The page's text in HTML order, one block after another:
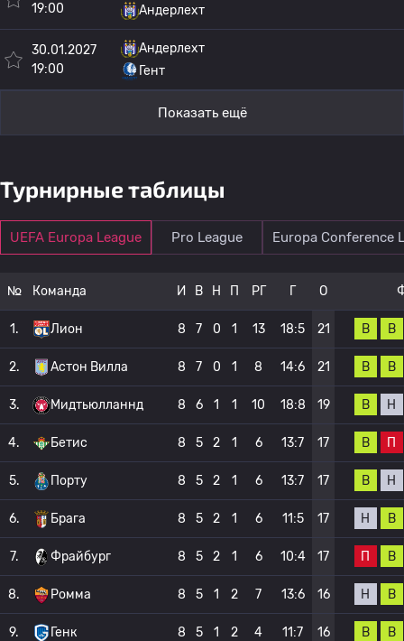
19:00
Андерлехт
30.01.2027
19:00
Андерлехт
Гент
Показать ещё
Турнирные таблицы
UEFA Europa League Pro League Europa Conference
№ Команда И В Н П РГ Г О
1. Лион 8 7 0 1 13 18:5 21 В В
2. Астон Вилла 8 7 0 1 8 14:6 21 В В
3. Мидтьюлланнд 8 6 1 1 10 18:8 19 В Н
4. Бетис 8 5 2 1 6 13:7 17 В П
5. Порту 8 5 2 1 6 13:7 17 В Н
6. Брага 8 5 2 1 6 11:5 17 Н В
7. Фрайбург 8 5 2 1 6 10:4 17 П В
8. Ромма 8 5 1 2 7 13:6 16 Н В
9. Генк 8 5 1 2 4 11:7 16 В В